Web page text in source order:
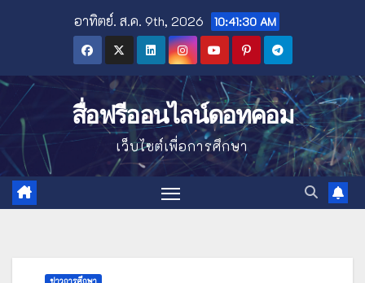
อาทิตย์. ส.ค. 9th, 2026 10:41:31 AM
สื่อฟรีออนไลน์ดอทคอม
เว็บไซต์เพื่อการศึกษา